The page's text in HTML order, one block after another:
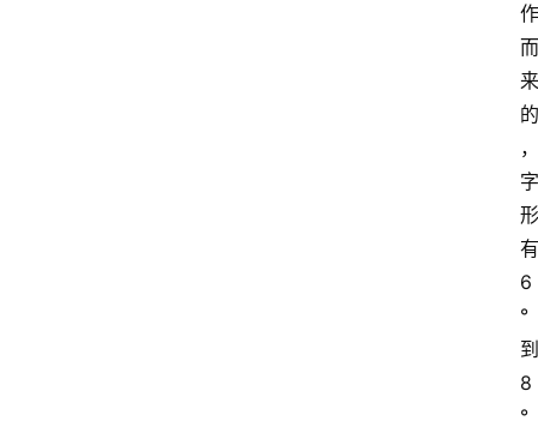
作
而
来
的
，
字
形
有
6
°
到
8
°